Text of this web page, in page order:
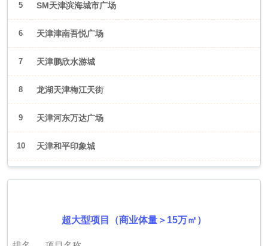
5 SM天津滨海城市广场
6 天津津南吾悦广场
7 天津鹏欣水游城
8 龙湖天津梅江天街
9 天津河东万达广场
10 天津和平印象城
超大型项目（商业体量＞15万㎡）